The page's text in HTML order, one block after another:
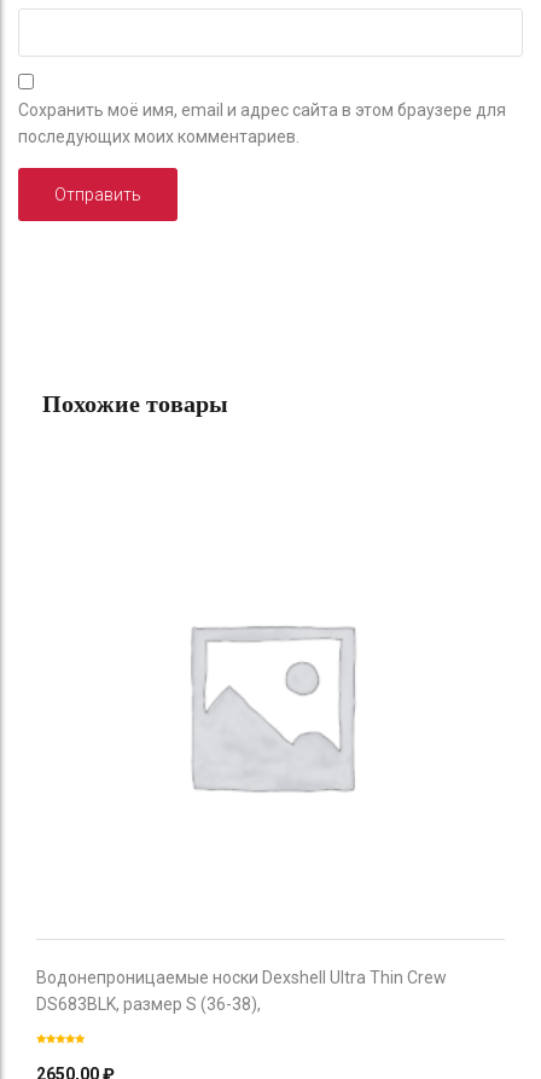
Сохранить моё имя, email и адрес сайта в этом браузере для
последующих моих комментариев.
Похожие товары
Водонепроницаемые носки Dexshell Ultra Thin Crew
DS683BLK, размер S (36-38),
2650,00₽